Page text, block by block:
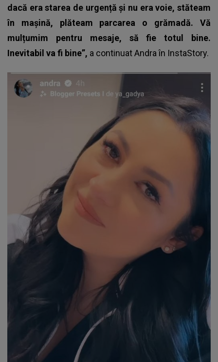
dacă era starea de urgență și nu era voie, stăteam
în mașină, plăteam parcarea o grămadă. Vă
mulțumim pentru mesaje, să fie totul bine.
Inevitabil va fi bine”, a continuat Andra în InstaStory.